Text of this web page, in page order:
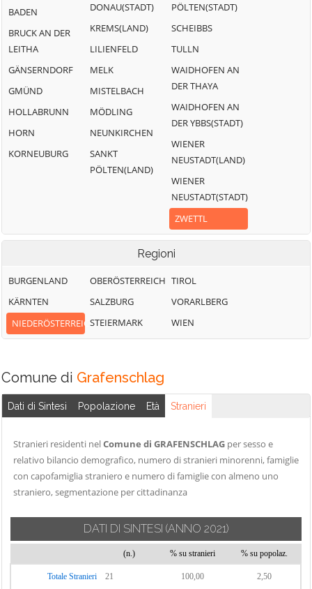
BADEN
BRUCK AN DER
LEITHA
GÄNSERNDORF
GMÜND
HOLLABRUNN
HORN
KORNEUBURG
DONAU(STADT)
KREMS(LAND)
LILIENFELD
MELK
MISTELBACH
MÖDLING
NEUNKIRCHEN
SANKT
PÖLTEN(LAND)
PÖLTEN(STADT)
SCHEIBBS
TULLN
WAIDHOFEN AN
DER THAYA
WAIDHOFEN AN
DER YBBS(STADT)
WIENER
NEUSTADT(LAND)
WIENER
NEUSTADT(STADT)
ZWETTL
Regioni
BURGENLAND
KÄRNTEN
NIEDERÖSTERREICH
OBERÖSTERREICH
SALZBURG
STEIERMARK
TIROL
VORARLBERG
WIEN
Comune di Grafenschlag
Dati di Sintesi Popolazione Età Stranieri
Stranieri residenti nelComune di GRAFENSCHLAG per sesso e
relativo bilancio demografico, numero di stranieri minorenni, famiglie
con capofamiglia straniero e numero di famiglie con almeno uno
straniero, segmentazione per cittadinanza
DATI DI SINTESI (ANNO 2021)
(n.) % su stranieri % su popolaz.
Totale Stranieri 21 100,00 2,50